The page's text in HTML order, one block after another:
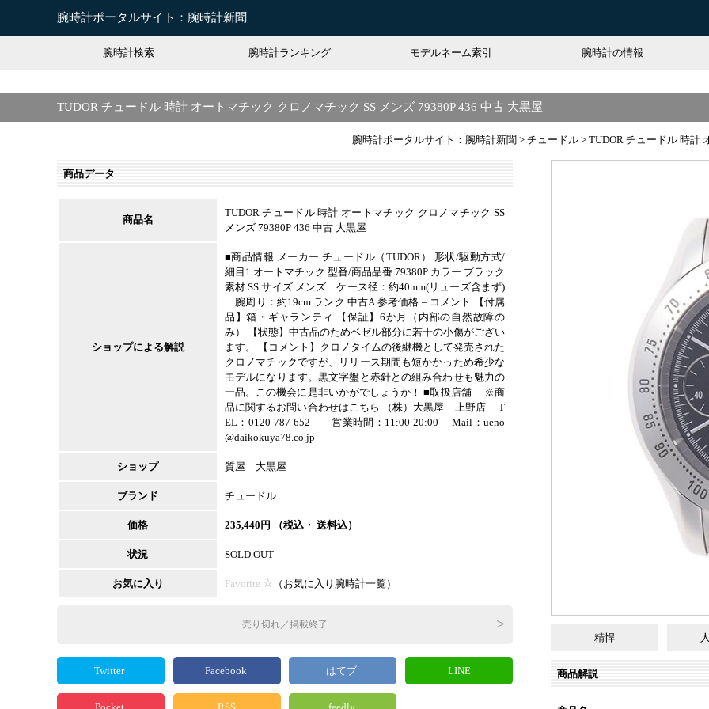
腕時計ポータルサイト：腕時計新聞
腕時計検索 腕時計ランキング モデルネーム索引 腕時計の情報
TUDOR チュードル 時計 オートマチック クロノマチック SS メンズ 79380P 436 中古 大黒屋
腕時計ポータルサイト：腕時計新聞 > チュードル > TUDOR チュードル 時計
精悍
商品解説
商品データ
商品名
TUDOR チュードル 時計 オートマチック クロノマチック SS
メンズ 79380P 436 中古 大黒屋
ショップによる解説
■商品情報 メーカー チュードル（TUDOR） 形状/駆動方式/
細目1 オートマチック 型番/商品品番 79380P カラー ブラック
素材 SS サイズ メンズ ケース径：約40mm(リューズ含まず)
腕周り：約19cm ランク 中古A 参考価格 – コメント 【付属
品】箱・ギャランティ 【保証】6か月（内部の自然故障の
み） 【状態】中古品のためベゼル部分に若干の小傷がござい
ます。 【コメント】クロノタイムの後継機として発売された
クロノマチックですが、リリース期間も短かかっため希少な
モデルになります。黒文字盤と赤針との組み合わせも魅力の
一品。この機会に是非いかがでしょうか！ ■取扱店舗 ※商
品に関するお問い合わせはこちら （株）大黒屋 上野店 T
EL：0120-787-652 営業時間：11:00-20:00 Mail：ueno
@daikokuya78.co.jp
ショップ 質屋 大黒屋
ブランド チュードル
価格 235,440 円 （税込・ 送料込）
状況 SOLD OUT
お気に入り Favorite （ お気に入り腕時計一覧 ）
売り切れ／掲載終了
Twitter Facebook はてブ LINE